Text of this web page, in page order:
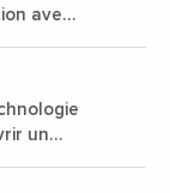
avec
un